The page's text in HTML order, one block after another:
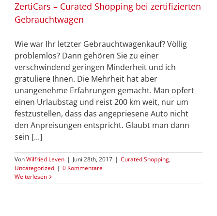
ZertiCars – Curated Shopping bei zertifizierten
Gebrauchtwagen
Wie war Ihr letzter Gebrauchtwagenkauf? Völlig
problemlos? Dann gehören Sie zu einer
verschwindend geringen Minderheit und ich
gratuliere Ihnen. Die Mehrheit hat aber
unangenehme Erfahrungen gemacht. Man opfert
einen Urlaubstag und reist 200 km weit, nur um
festzustellen, dass das angepriesene Auto nicht
den Anpreisungen entspricht. Glaubt man dann
sein [...]
VonWilfried Leven | Juni 28th, 2017 | Curated Shopping,
Uncategorized | 0 Kommentare
Weiterlesen